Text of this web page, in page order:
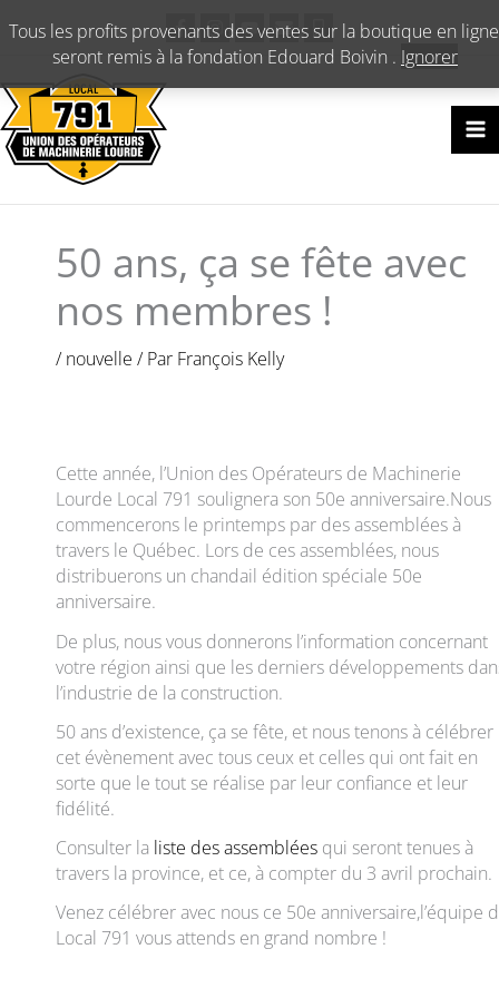
Tous les profits provenants des ventes sur la boutique en
seront remis à la fondation Edouard Boivin . Ignorer
au
contenu
50 ans, ça se fête avec
nos membres !
/nouvelle / Par François Kelly
Cette année, l’Union des Opérateurs de Machinerie
Lourde Local 791 soulignera son 50e anniversaire.Nous
commencerons le printemps par des assemblées à
travers le Québec. Lors de ces assemblées, nous
distribuerons un chandail édition spéciale 50e
anniversaire.
De plus, nous vous donnerons l’information concernant
votre région ainsi que les derniers développements
l’industrie de la construction.
50 ans d’existence, ça se fête, et nous tenons à célébrer
cet évènement avec tous ceux et celles qui ont fait en
sorte que le tout se réalise par leur confiance et leur
fidélité.
Consulter la liste des assemblées qui seront tenues à
travers la province, et ce, à compter du 3 avril prochain.
Venez célébrer avec nous ce 50e anniversaire,l’équipe
Local 791 vous attends en grand nombre !